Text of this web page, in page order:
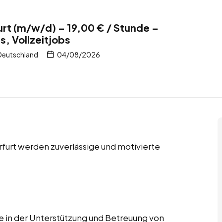
(m/w/d) – 19,00 € / Stunde –
Vollzeitjobs
04/08/2026
werden zuverlässige und motivierte
der Unterstützung und Betreuung von